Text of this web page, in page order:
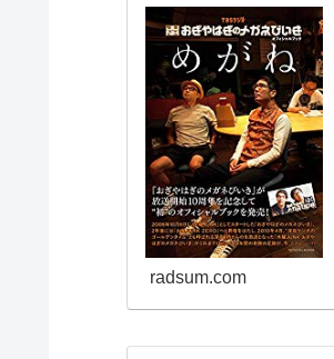
radsum.com